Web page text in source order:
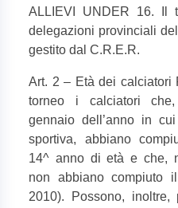
ALLIEVI UNDER 16. Il
delegazioni provinciali
gestito dal C.R.E.R.
Art. 2 – Età dei calciatori
torneo i calciatori
gennaio dell’anno in
sportiva, abbiano
14^ anno di età e che,
non abbiano compiuto
2010). Possono, inoltre,